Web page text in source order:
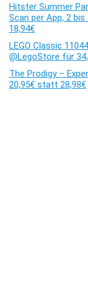
Hitster Summer
Scan per App, 2
18,94€
LEGO Classic
@LegoStore für
The Prodigy –
20,95€ statt 28,98€